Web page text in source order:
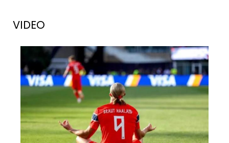
VIDEO